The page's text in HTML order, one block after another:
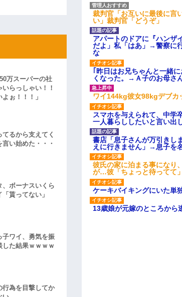
裁判官「お互いに最後に言
い」裁判官「どうぞ」
アパートのドアに『ハンザ
だよ」私「はあ」→警察に
な
｢昨日はお兄ちゃんと一緒
くなった。→Ａ子のお母さ
ワイ144kg彼女98kgデブカ
スマホを与えられて、中学
一人暮らししたいと言い出
書店「息子さんが万引きし
えに行きません」→息子を
彼氏の家に泊まる事になり
が…彼「ちょっと待ってて
ケーキバイキングにいた単
13歳娘が元嫁のところから
万スーパーの社
らっしゃい！！
ぉ！！！」
るから支えてく
い始めた・・・
、ボーナスいくら
貰ってない」
子ワイ、勇気を振
した結果ｗｗｗｗ
行為を目撃してか